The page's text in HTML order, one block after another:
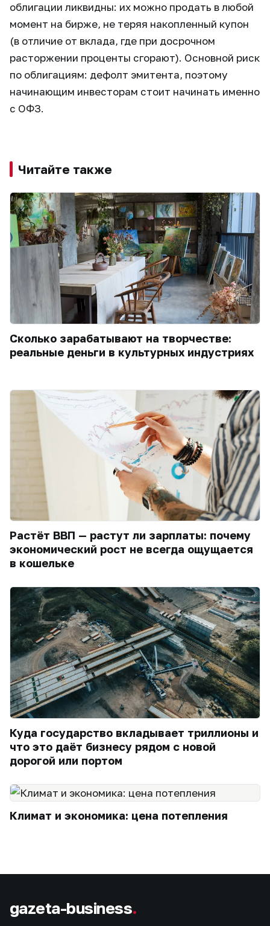
облигации ликвидны: их можно продать в любой
момент на бирже, не теряя накопленный купон
(в отличие от вклада, где при досрочном
расторжении проценты сгорают). Основной риск
по облигациям: дефолт эмитента, поэтому
начинающим инвесторам стоит начинать именно
с ОФЗ.
Читайте также
Сколько зарабатывают на творчестве:
реальные деньги в культурных индустриях
Растёт ВВП — растут ли зарплаты: почему
экономический рост не всегда ощущается
в кошельке
Куда государство вкладывает триллионы и
что это даёт бизнесу рядом с новой
дорогой или портом
Климат и экономика: цена потепления
gazeta-business.